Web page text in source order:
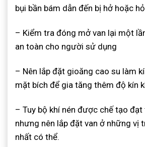
bụi bần bám dẫn đến bị hở hoặc
– Kiểm tra đóng mở van lại một
an toàn cho người sử dụng
– Nên lắp đặt gioăng cao su làm
mặt bích để gia tăng thêm độ kín
– Tuy bộ khí nén được chế tạo đạt
nhưng nên lắp đặt van ở những vị
nhất có thể.